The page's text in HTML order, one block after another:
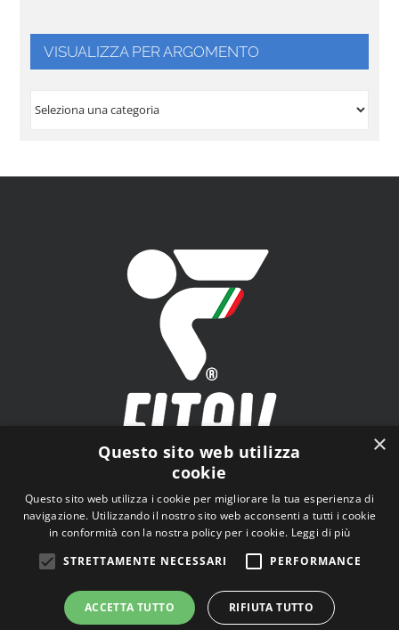
VISUALIZZA PER ARGOMENTO
VISUALIZZA
FITAV - Federazione Italiana Tiro a Volo - Viale Tiziano
n.74, 00196 Roma (RM)
×
Questo sito web utilizza
cookie
Questo sito web utilizza i cookie per migliorare la tua esperienza di
navigazione. Utilizzando il nostro sito web acconsenti a tutti i cookie
in conformità con la nostra policy per i cookie. Leggi di più
STRETTAMENTE NECESSARI
PERFORMANCE
ACCETTA TUTTO RIFIUTA TUTTO